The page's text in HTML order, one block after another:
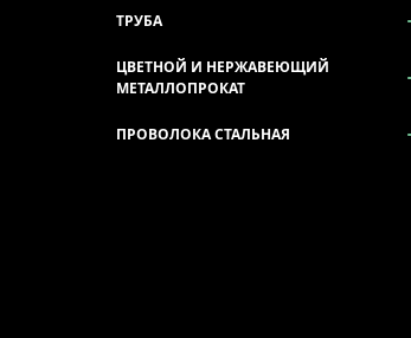
ТРУБА
ЦВЕТНОЙ И НЕРЖАВЕЮЩИЙ
МЕТАЛЛОПРОКАТ
ПРОВОЛОКА СТАЛЬНАЯ